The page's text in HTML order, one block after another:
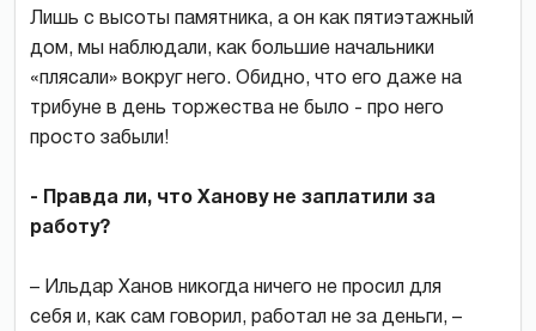
Лишь с высоты памятника, а он как пятиэтажный
дом, мы наблюдали, как большие начальники
«плясали» вокруг него. Обидно, что его даже на
трибуне в день торжества не было - про него
просто забыли!
- Правда ли, что Ханову не заплатили за
работу?
– Ильдар Ханов никогда ничего не просил для
себя и, как сам говорил, работал не за деньги, –